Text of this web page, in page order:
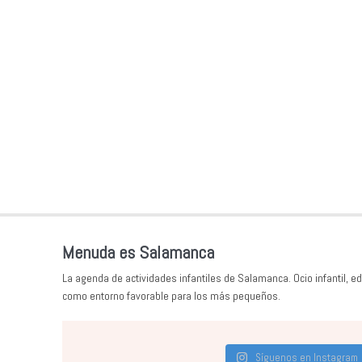
Menuda es Salamanca
La agenda de actividades infantiles de Salamanca. Ocio infantil,
como entorno favorable para los más pequeños.
Síguenos en Instagram